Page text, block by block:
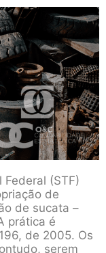
(STF)
de
de sucata –
prática é
de 2005. Os
serem